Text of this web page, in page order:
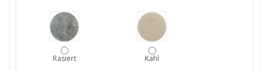
Rasiert Kahl